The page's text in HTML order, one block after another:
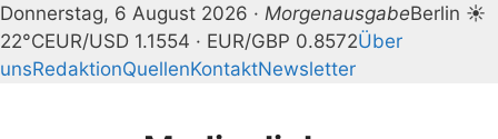
Donnerstag, 6 August 2026 · MorgenausgabeBerlin ☀
22°CEUR/USD 1.1554 · EUR/GBP 0.8572Über
unsRedaktionQuellenKontaktNewsletter